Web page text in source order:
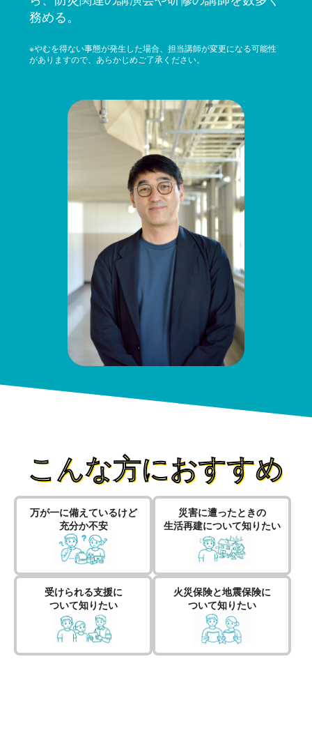
務める。
※やむを得ない事態が発生した場合、担当講師が変更になる可能性
がありますので、あらかじめご了承ください。
こんな方におすすめ
万が一に備えているけど
充分か不安
災害に遭ったときの
生活再建について知りたい
受けられる支援に
ついて知りたい
火災保険と地震保険に
ついて知りたい